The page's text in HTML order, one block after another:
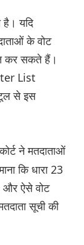
है। यदि
के वोट
कर सकते हैं।
List
से इस
ने मतदाताओं
कि धारा 23
और ऐसे वोट
सूची की